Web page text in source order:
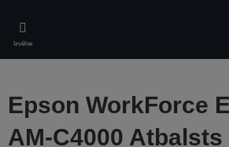
main
content
Izvēlne
Epson WorkForce
AM-C4000 Atbalsts